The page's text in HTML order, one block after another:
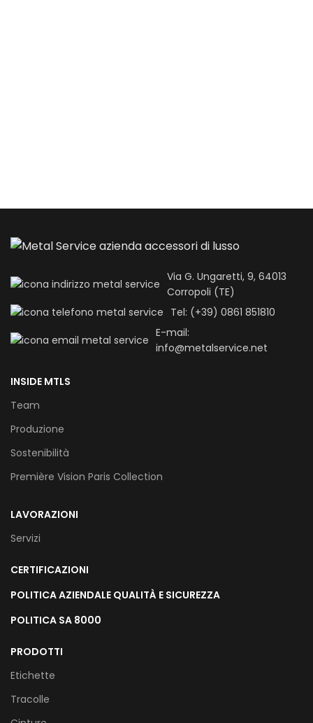
Via G. Ungaretti, 9, 64013
Corropoli (TE)
Tel: (+39) 0861 851810
E-mail:
info@metalservice.net
INSIDE MTLS
Team
Produzione
Sostenibilità
Première Vision Paris Collection
LAVORAZIONI
Servizi
CERTIFICAZIONI
POLITICA AZIENDALE QUALITÀ E SICUREZZA
POLITICA SA 8000
PRODOTTI
Etichette
Tracolle